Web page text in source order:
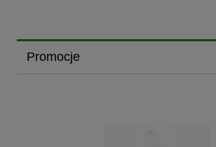
Promocje